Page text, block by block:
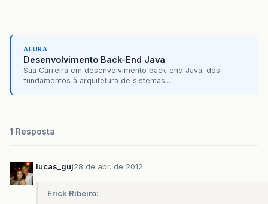
ALURA
Desenvolvimento Back-End Java
Sua Carreira em desenvolvimento back-end Java: dos
fundamentos à arquitetura de sistemas...
1 Resposta
lucas_guj28 de abr. de 2012
Erick Ribeiro: